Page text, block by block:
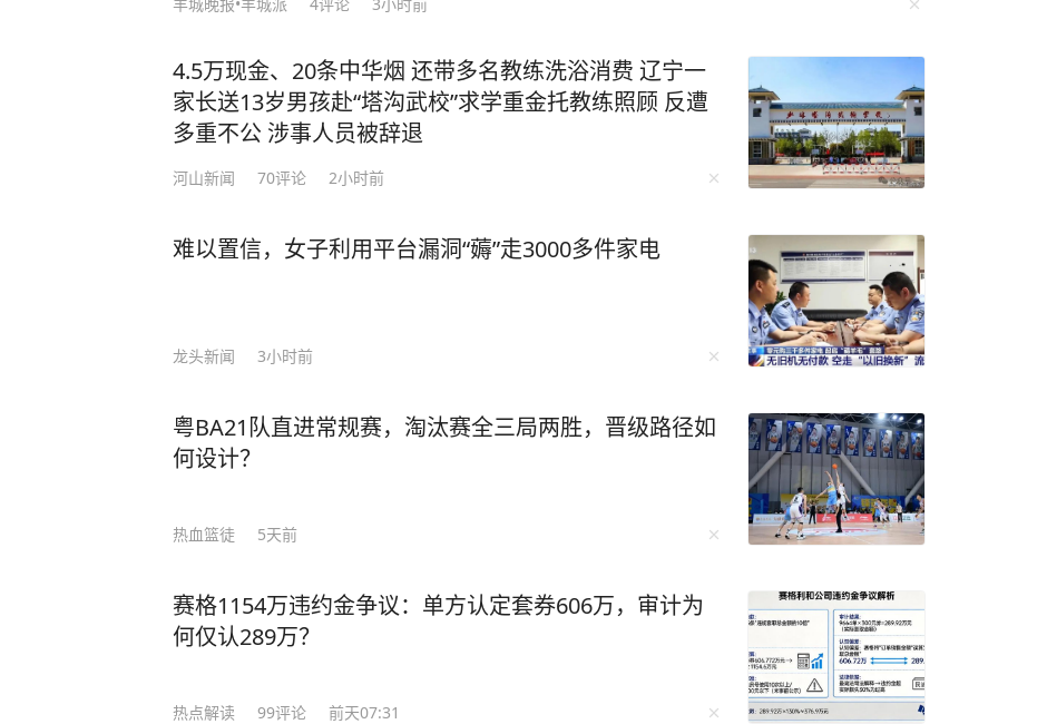
4.5万现金、20条中华烟 还带多名教练洗浴消费 辽宁一
家长送13岁男孩赴“塔沟武校”求学重金托教练照顾 反遭
多重不公 涉事人员被辞退
河山新闻 70评论 2小时前
难以置信，女子利用平台漏洞“薅”走3000多件家电
龙头新闻 3小时前
粤BA21队直进常规赛，淘汰赛全三局两胜，晋级路径如
何设计？
热血篮徒 5天前
赛格1154万违约金争议：单方认定套券606万，审计为
何仅认289万？
热点解读 99评论 前天07:31